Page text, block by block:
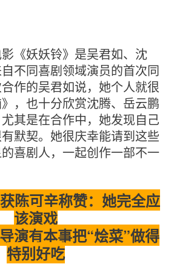
《妖妖铃》是吴君如、沈
不同喜剧领域演员的首次同
作的吴君如说，她个人就很
，也十分欣赏沈腾、岳云鹏
其是在合作中，她发现自己
默契。她很庆幸能请到这些
喜剧人，一起创作一部不一
陈可辛称赞：她完全应
该演戏
演有本事把“烩菜”做得
特别好吃